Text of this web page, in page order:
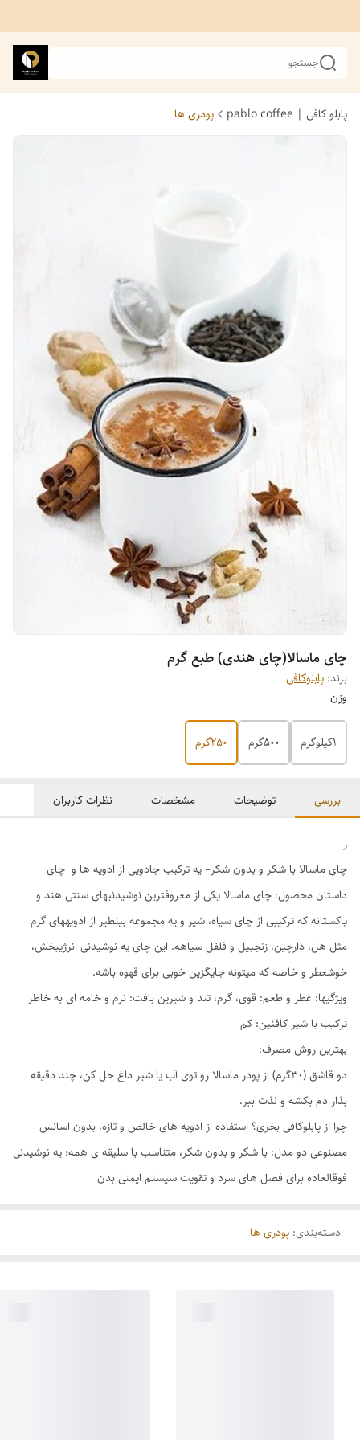
جستجو
پابلو کافی | pablo coffee پودری ها
چای ماسالا(چای هندی) طبع گرم
برند: پابلوکافی
وزن
١كيلوگرم 500گرم 250گرم
بررسی توضیحات مشخصات نظرات کاربران
ر
چای ماسالا با شکر و بدون شکر– یه ترکیب جادویی از ادویه ها و چای
داستان محصول: چای ماسالا یکی از معروفترین نوشیدنیهای سنتی هند و
پاکستانه که ترکیبی از چای سیاه، شیر و یه مجموعه بینظیر از ادویههای گرم
مثل هل، دارچین، زنجبیل و فلفل سیاهه. این چای یه نوشیدنی انرژیبخش،
خوشعطر و خاصه که میتونه جایگزین خوبی برای قهوه باشه.
ویژگیها: عطر و طعم: قوی، گرم، تند و شیرین بافت: نرم و خامه ای به خاطر
ترکیب با شیر کافئین: كم
بهترین روش مصرف:
دو قاشق (٣٠گرم) از پودر ماسالا رو توی آب یا شیر داغ حل کن، چند دقیقه
بذار دم بکشه و لذت ببر.
چرا از پابلوکافی بخری؟ استفاده از ادویه های خالص و تازه، بدون اسانس
مصنوعی دو مدل: با شکر و بدون شکر، متناسب با سلیقه ی همه؛ یه نوشیدنی
فوقالعاده برای فصل های سرد و تقویت سیستم ایمنی بدن
دسته‌بندی: پودری ها